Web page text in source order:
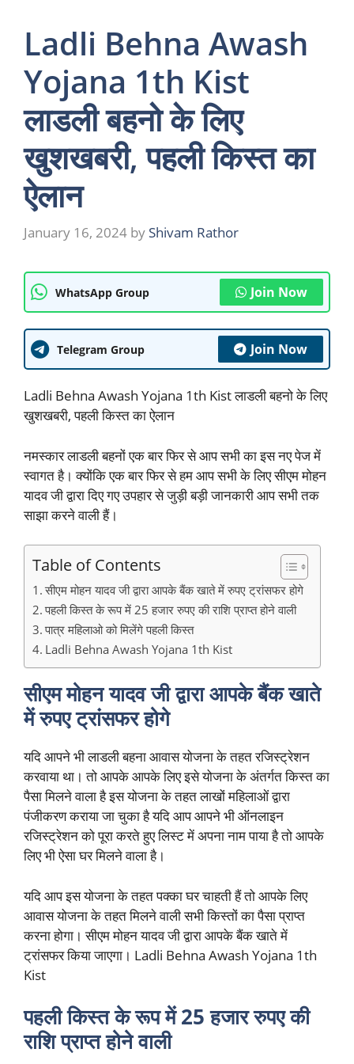
Ladli Behna Awash
Yojana 1th Kist
लाडली बहनो के लिए
खुशखबरी, पहली किस्त का
ऐलान
January 16, 2024 by Shivam Rathor
WhatsApp Group Join Now
Telegram Group Join Now
Ladli Behna Awash Yojana 1th Kist लाडली बहनो के लिए
खुशखबरी, पहली किस्त का ऐलान
नमस्कार लाडली बहनों एक बार फिर से आप सभी का इस नए पेज में
स्वागत है। क्योंकि एक बार फिर से हम आप सभी के लिए सीएम मोहन
यादव जी द्वारा दिए गए उपहार से जुड़ी बड़ी जानकारी आप सभी तक
साझा करने वाली हैं।
Table of Contents
सीएम मोहन यादव जी द्वारा आपके बैंक खाते में रुपए ट्रांसफर होगे
पहली किस्त के रूप में 25 हजार रुपए की राशि प्राप्त होने वाली
पात्र महिलाओ को मिलेंगे पहली किस्त
Ladli Behna Awash Yojana 1th Kist
सीएम मोहन यादव जी द्वारा आपके बैंक खाते
में रुपए ट्रांसफर होगे
यदि आपने भी लाडली बहना आवास योजना के तहत रजिस्ट्रेशन
करवाया था। तो आपके आपके लिए इसे योजना के अंतर्गत किस्त का
पैसा मिलने वाला है इस योजना के तहत लाखों महिलाओं द्वारा
पंजीकरण कराया जा चुका है यदि आप आपने भी ऑनलाइन
रजिस्ट्रेशन को पूरा करते हुए लिस्ट में अपना नाम पाया है तो आपके
लिए भी ऐसा घर मिलने वाला है।
यदि आप इस योजना के तहत पक्का घर चाहती हैं तो आपके लिए
आवास योजना के तहत मिलने वाली सभी किस्तों का पैसा प्राप्त
करना होगा। सीएम मोहन यादव जी द्वारा आपके बैंक खाते में
ट्रांसफर किया जाएगा। Ladli Behna Awash Yojana 1th
Kist
पहली किस्त के रूप में 25 हजार रुपए की
राशि प्राप्त होने वाली